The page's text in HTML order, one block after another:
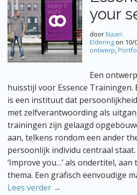
your
doorNaan
Elderingon 10/
ontwerp,
Een
huisstijl voor Essence Trainingen.
is een instituut dat
met zelfverantwoording als
trainingen zijn gelaagd
aan, telkens rondom een ander
persoonlijk individu centraal
‘Improve you…’ als ondertitel,
thema. Een grafisch eenvoudige
Lees verder →